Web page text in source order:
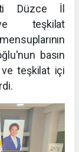
Düzce İl
ve teşkilat
basın
ve teşkilat içi